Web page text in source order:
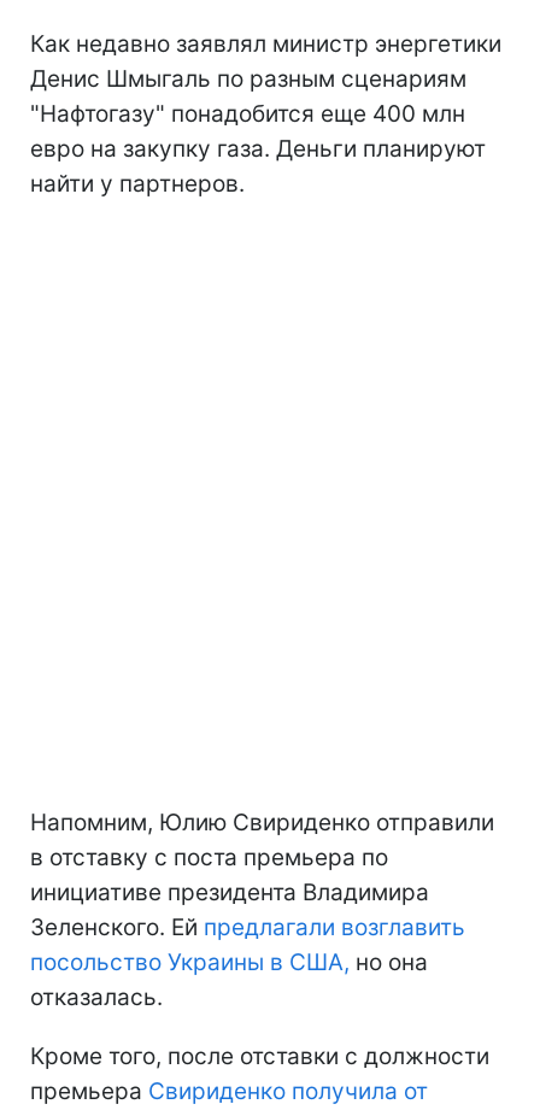
Как недавно заявлял министр энергетики
Денис Шмыгаль по разным сценариям
"Нафтогазу" понадобится еще 400 млн
евро на закупку газа. Деньги планируют
найти у партнеров.
Напомним, Юлию Свириденко отправили
в отставку с поста премьера по
инициативе президента Владимира
Зеленского. Ей предлагали возглавить
посольство Украины в США, но она
отказалась.
Кроме того, после отставки с должности
премьера Свириденко получила от